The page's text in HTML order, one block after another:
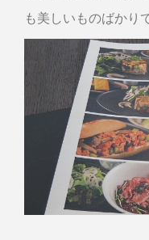
も美しいものばかり